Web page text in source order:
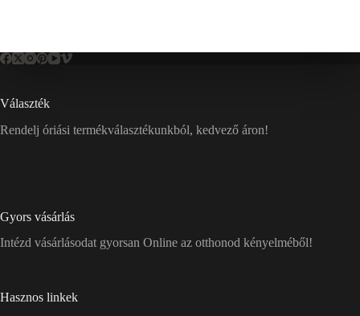
Választék
Rendelj óriási termékválasztékunkból, kedvező áron!
Gyors vásárlás
Intézd vásárlásodat gyorsan Online az otthonod kényelméből!
Hasznos linkek